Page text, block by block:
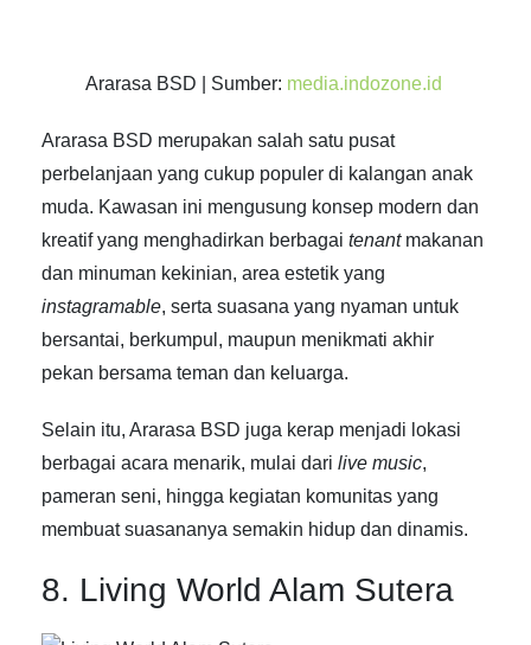
Ararasa BSD | Sumber: media.indozone.id
Ararasa BSD merupakan salah satu pusat
perbelanjaan yang cukup populer di kalangan anak
muda. Kawasan ini mengusung konsep modern dan
kreatif yang menghadirkan berbagai tenantmakanan
dan minuman kekinian, area estetik yang
instagramable, serta suasana yang nyaman untuk
bersantai, berkumpul, maupun menikmati akhir
pekan bersama teman dan keluarga.
Selain itu, Ararasa BSD juga kerap menjadi lokasi
berbagai acara menarik, mulai dari live music,
pameran seni, hingga kegiatan komunitas yang
membuat suasananya semakin hidup dan dinamis.
8. Living World Alam Sutera